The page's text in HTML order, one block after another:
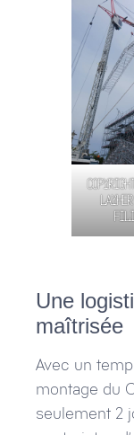
Une
maîtrisée
Avec un
montage du
seulement 2